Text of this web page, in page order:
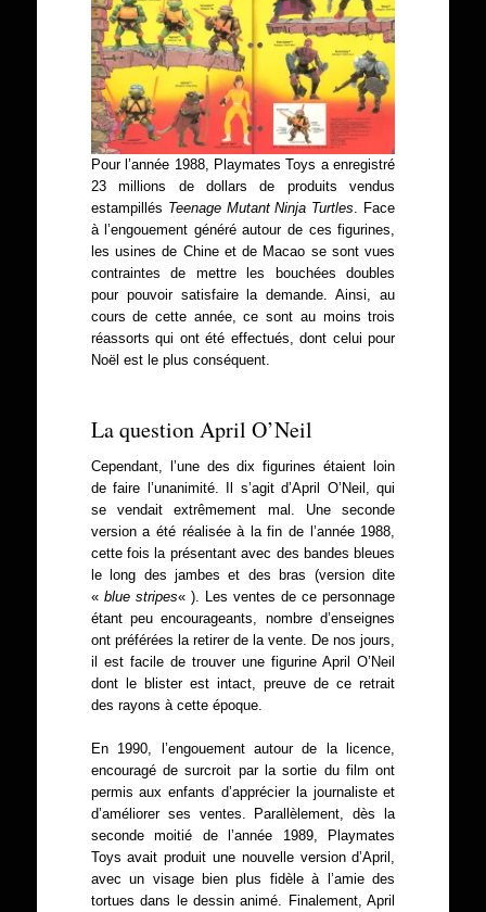
Pour l’année 1988, Playmates Toys a enregistré
23 millions de dollars de produits vendus
estampillés Teenage Mutant Ninja Turtles. Face
à l’engouement généré autour de ces figurines,
les usines de Chine et de Macao se sont vues
contraintes de mettre les bouchées doubles
pour pouvoir satisfaire la demande. Ainsi, au
cours de cette année, ce sont au moins trois
réassorts qui ont été effectués, dont celui pour
Noël est le plus conséquent.
La question April O’Neil
Cependant, l’une des dix figurines étaient loin
de faire l’unanimité. Il s’agit d’April O’Neil, qui
se vendait extrêmement mal. Une seconde
version a été réalisée à la fin de l’année 1988,
cette fois la présentant avec des bandes bleues
le long des jambes et des bras (version dite
« blue stripes« ). Les ventes de ce personnage
étant peu encourageants, nombre d’enseignes
ont préférées la retirer de la vente. De nos jours,
il est facile de trouver une figurine April O’Neil
dont le blister est intact, preuve de ce retrait
des rayons à cette époque.
En 1990, l’engouement autour de la licence,
encouragé de surcroit par la sortie du film ont
permis aux enfants d’apprécier la journaliste et
d’améliorer ses ventes. Parallèlement, dès la
seconde moitié de l’année 1989, Playmates
Toys avait produit une nouvelle version d’April,
avec un visage bien plus fidèle à l’amie des
tortues dans le dessin animé. Finalement, April